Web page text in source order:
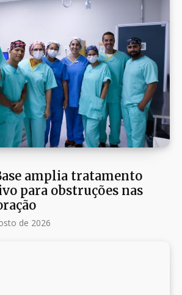
amplia tratamento
para obstruções nas
de 2026